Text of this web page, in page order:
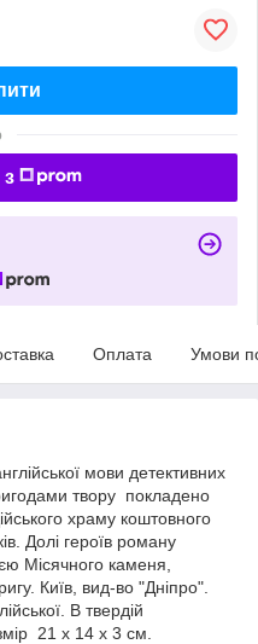
з
Оплата Умови
мови детективних
твору покладено
храму коштовного
Долі героїв роману
Місячного каменя,
Київ, вид-во "Дніпро".
В твердій
21 х 14 х 3 см.